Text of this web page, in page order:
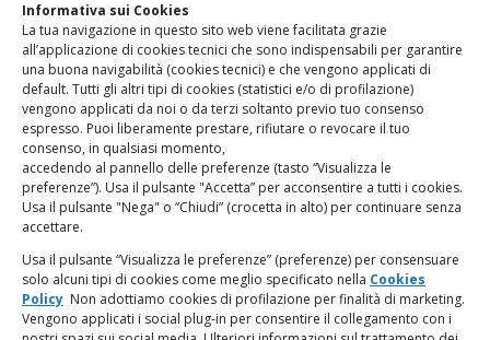
Informativa sui Cookies
La tua navigazione in questo sito web viene facilitata grazie
all’applicazione di cookies tecnici che sono indispensabili per garantire
una buona navigabilità (cookies tecnici) e che vengono applicati di
default. Tutti gli altri tipi di cookies (statistici e/o di profilazione)
vengono applicati da noi o da terzi soltanto previo tuo consenso
espresso. Puoi liberamente prestare, rifiutare o revocare il tuo
consenso, in qualsiasi momento,
accedendo al pannello delle preferenze (tasto “Visualizza le
preferenze”). Usa il pulsante "Accetta” per acconsentire a tutti i cookies.
Usa il pulsante "Nega" o “Chiudi” (crocetta in alto) per continuare senza
accettare.
Usa il pulsante “Visualizza le preferenze” (preferenze) per consensuare
solo alcuni tipi di cookies come meglio specificato nella Cookies
Policy Non adottiamo cookies di profilazione per finalità di marketing.
Vengono applicati i social plug-in per consentire il collegamento con i
www.odg.toscana.it – testata registrata presso il Tribunale di
Firenze al nr. 5208 dell’ 08.10.2002. Direttore responsabile:
Giampaolo Marchini – C.F. 80005790482
LINK UTILI
PagoPA
Privacy Policy
Regolamento categorie particolari di dati personali e dati
giudiziari